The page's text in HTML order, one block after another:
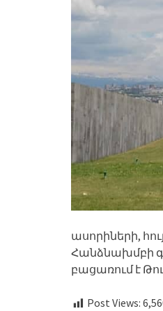
ասորիների,
Հանձնախմբի
բացառում է
Post Views: